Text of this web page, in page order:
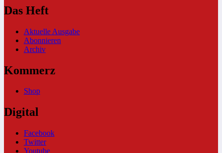
Das Heft
Aktuelle Ausgabe
Abonnieren
Archiv
Kommerz
Shop
Digital
Facebook
Twitter
Youtube